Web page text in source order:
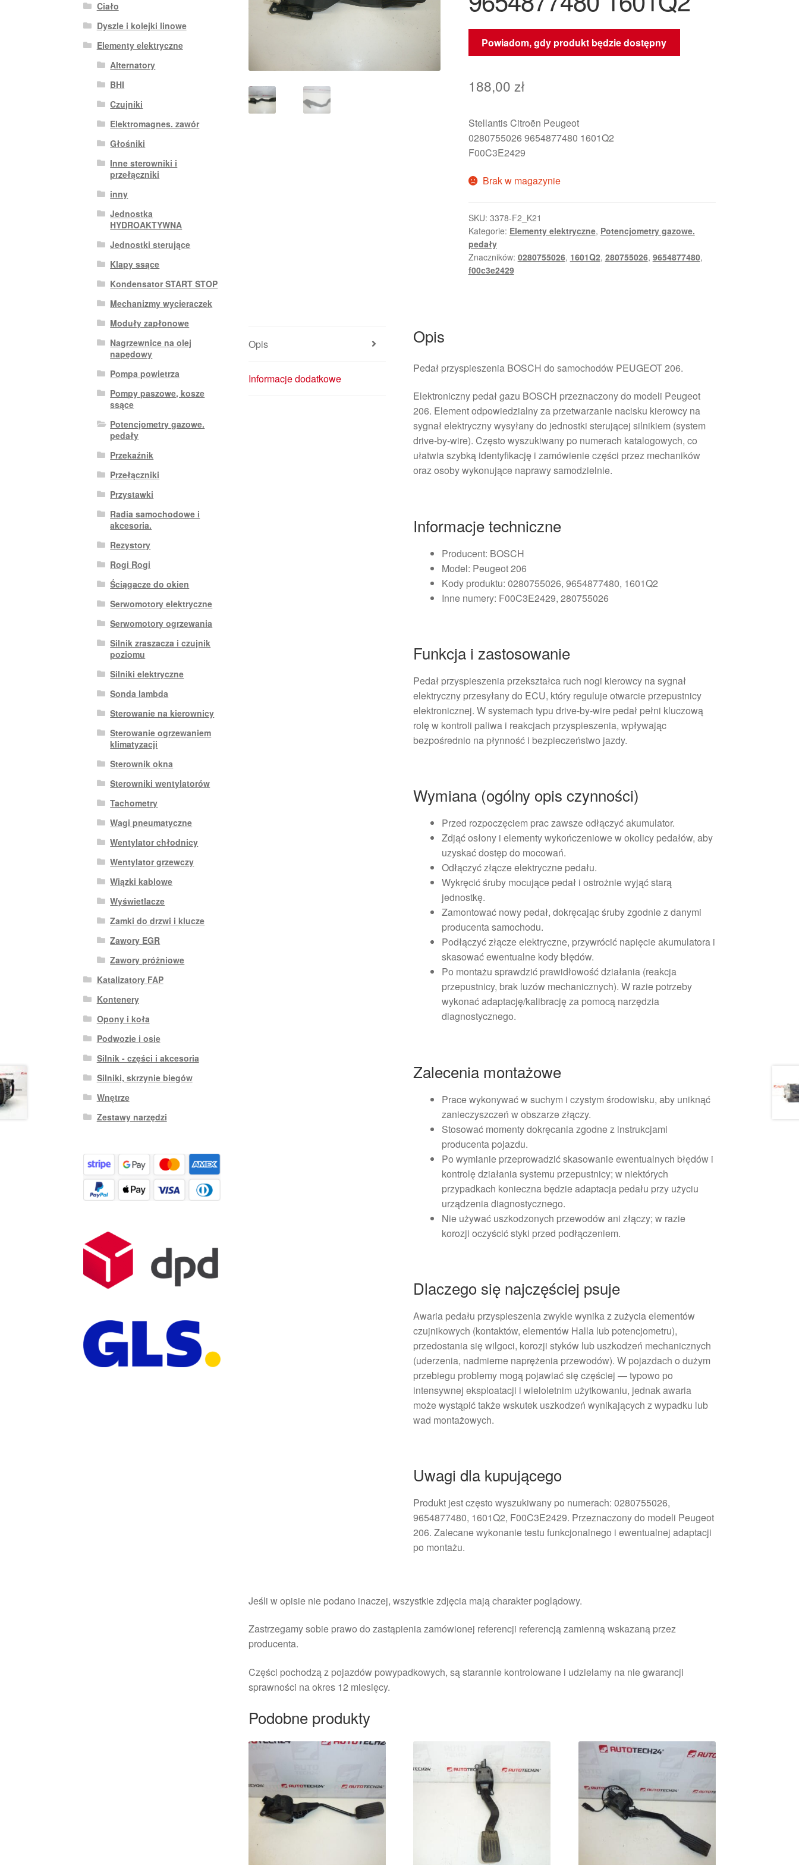
Powiadom, gdy produkt będzie dostępny
188,00 zł
Stellantis Citroën Peugeot
0280755026 9654877480 1601Q2
F00C3E2429
Brak w magazynie
SKU: 3378-F2_K21
Kategorie: Elementy elektryczne, Potencjometry gazowe.
pedały
Znaczników: 0280755026, 1601Q2, 280755026, 9654877480,
f00c3e2429
Opis
Informacje dodatkowe
Opis
Pedał przyspieszenia BOSCH do samochodów PEUGEOT 206.
Elektroniczny pedał gazu BOSCH przeznaczony do modeli Peugeot
206. Element odpowiedzialny za przetwarzanie nacisku kierowcy na
sygnał elektryczny wysyłany do jednostki sterującej silnikiem (system
drive-by-wire). Często wyszukiwany po numerach katalogowych, co
ułatwia szybką identyfikację i zamówienie części przez mechaników
oraz osoby wykonujące naprawy samodzielnie.
Informacje techniczne
Producent: BOSCH
Model: Peugeot 206
Kody produktu: 0280755026, 9654877480, 1601Q2
Inne numery: F00C3E2429, 280755026
Funkcja i zastosowanie
Pedał przyspieszenia przekształca ruch nogi kierowcy na sygnał
elektryczny przesyłany do ECU, który reguluje otwarcie przepustnicy
elektronicznej. W systemach typu drive-by-wire pedał pełni kluczową
rolę w kontroli paliwa i reakcjach przyspieszenia, wpływając
bezpośrednio na płynność i bezpieczeństwo jazdy.
Wymiana (ogólny opis czynności)
Przed rozpoczęciem prac zawsze odłączyć akumulator.
Zdjąć osłony i elementy wykończeniowe w okolicy pedałów, aby
uzyskać dostęp do mocowań.
Odłączyć złącze elektryczne pedału.
Wykręcić śruby mocujące pedał i ostrożnie wyjąć starą
jednostkę.
Zamontować nowy pedał, dokręcając śruby zgodnie z danymi
producenta samochodu.
Podłączyć złącze elektryczne, przywrócić napięcie akumulatora i
skasować ewentualne kody błędów.
Po montażu sprawdzić prawidłowość działania (reakcja
przepustnicy, brak luzów mechanicznych). W razie potrzeby
wykonać adaptację/kalibrację za pomocą narzędzia
diagnostycznego.
Zalecenia montażowe
Prace wykonywać w suchym i czystym środowisku, aby uniknąć
zanieczyszczeń w obszarze złączy.
Stosować momenty dokręcania zgodne z instrukcjami
producenta pojazdu.
Po wymianie przeprowadzić skasowanie ewentualnych błędów i
kontrolę działania systemu przepustnicy; w niektórych
przypadkach konieczna będzie adaptacja pedału przy użyciu
urządzenia diagnostycznego.
Nie używać uszkodzonych przewodów ani złączy; w razie
korozji oczyścić styki przed podłączeniem.
Dlaczego się najczęściej psuje
Awaria pedału przyspieszenia zwykle wynika z zużycia elementów
czujnikowych (kontaktów, elementów Halla lub potencjometru),
przedostania się wilgoci, korozji styków lub uszkodzeń mechanicznych
(uderzenia, nadmierne naprężenia przewodów). W pojazdach o dużym
przebiegu problemy mogą pojawiać się częściej — typowo po
intensywnej eksploatacji i wieloletnim użytkowaniu, jednak awaria
może wystąpić także wskutek uszkodzeń wynikających z wypadku lub
wad montażowych.
Uwagi dla kupującego
Produkt jest często wyszukiwany po numerach: 0280755026,
9654877480, 1601Q2, F00C3E2429. Przeznaczony do modeli Peugeot
206. Zalecane wykonanie testu funkcjonalnego i ewentualnej adaptacji
po montażu.
Jeśli w opisie nie podano inaczej, wszystkie zdjęcia mają charakter poglądowy.
Zastrzegamy sobie prawo do zastąpienia zamówionej referencji referencją zamienną wskazaną przez
producenta.
Części pochodzą z pojazdów powypadkowych, są starannie kontrolowane i udzielamy na nie gwarancji
sprawności na okres 12 miesięcy.
Podobne produkty
Ciało
Dyszle i kolejki linowe
Elementy elektryczne
Alternatory
BHI
Czujniki
Elektromagnes. zawór
Głośniki
Inne sterowniki i
przełączniki
inny
Jednostka
HYDROAKTYWNA
Jednostki sterujące
Klapy ssące
Kondensator START STOP
Mechanizmy wycieraczek
Moduły zapłonowe
Nagrzewnice na olej
napędowy
Pompa powietrza
Pompy paszowe, kosze
ssące
Potencjometry gazowe.
pedały
Przekaźnik
Przełączniki
Przystawki
Radia samochodowe i
akcesoria.
Rezystory
Rogi Rogi
Ściągacze do okien
Serwomotory elektryczne
Serwomotory ogrzewania
Silnik zraszacza i czujnik
poziomu
Silniki elektryczne
Sonda lambda
Sterowanie na kierownicy
Sterowanie ogrzewaniem
klimatyzacji
Sterownik okna
Sterowniki wentylatorów
Tachometry
Wagi pneumatyczne
Wentylator chłodnicy
Wentylator grzewczy
Wiązki kablowe
Wyświetlacze
Zamki do drzwi i klucze
Zawory EGR
Zawory próżniowe
Katalizatory FAP
Kontenery
Opony i koła
Podwozie i osie
Silnik - części i akcesoria
Silniki, skrzynie biegów
Wnętrze
Zestawy narzędzi